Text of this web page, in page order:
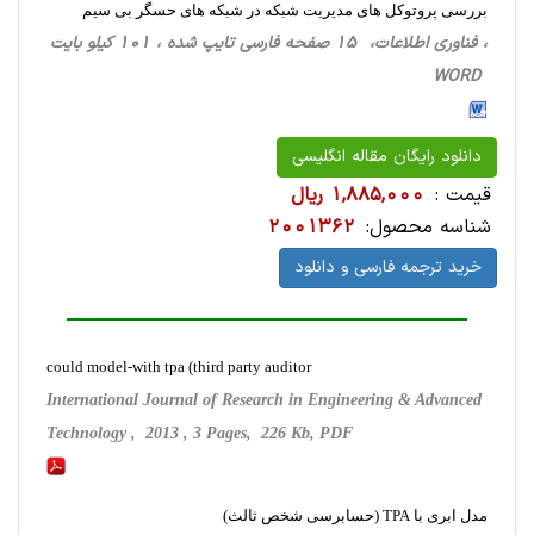
بررسی پروتوکل های مدیریت شبکه در شبکه های حسگر بی سیم
، فناوری اطلاعات، 15 صفحه فارسی تایپ شده ، 101 کیلو بایت
WORD
دانلود رایگان مقاله انگلیسی
قیمت : 1,885,000 ریال
شناسه محصول: 2001362
خرید ترجمه فارسی و دانلود
could model-with tpa (third party auditor
International Journal of Research in Engineering & Advanced
Technology , 2013 , 3 Pages, 226 Kb, PDF
مدل ابری با TPA (حسابرسی شخص ثالث)